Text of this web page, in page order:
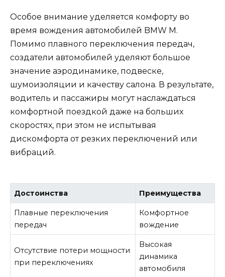
Особое внимание уделяется комфорту во
время вождения автомобилей BMW M.
Помимо плавного переключения передач,
создатели автомобилей уделяют большое
значение аэродинамике, подвеске,
шумоизоляции и качеству салона. В результате,
водитель и пассажиры могут наслаждаться
комфортной поездкой даже на больших
скоростях, при этом не испытывая
дискомфорта от резких переключений или
вибраций.
Достоинства Преимущества
Плавные переключения
передач
Комфортное
вождение
Отсутствие потери мощности
при переключениях
Высокая
динамика
автомобиля